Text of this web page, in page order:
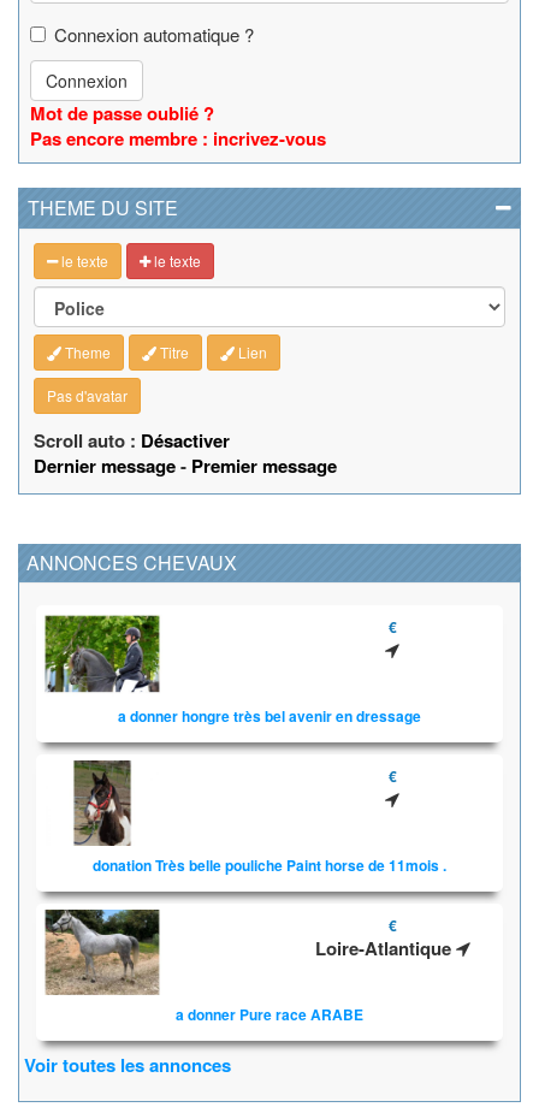
Connexion automatique ?
Connexion
Mot de passe oublié ?
Pas encore membre : incrivez-vous
THEME DU SITE
le texte le texte
Theme Titre Lien
Pas d'avatar
Scroll auto : Désactiver
Dernier message- Premier message
ANNONCES CHEVAUX
€
a donner hongre très bel avenir en dressage
€
donation Très belle pouliche Paint horse de 11mois .
€
Loire-Atlantique
a donner Pure race ARABE
Voir toutes les annonces